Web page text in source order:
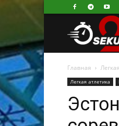
Главная
Легкая атлетика